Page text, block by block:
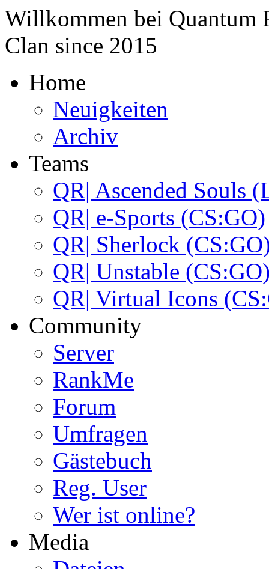
Willkommen bei Quantum
Clan since 2015
Home
Neuigkeiten
Archiv
Teams
QR| Ascended Souls
QR| e-Sports (CS:GO)
QR| Sherlock
QR| Unstable
QR| Virtual Icons
Community
Server
RankMe
Forum
Umfragen
Gästebuch
Reg. User
Wer ist online?
Media